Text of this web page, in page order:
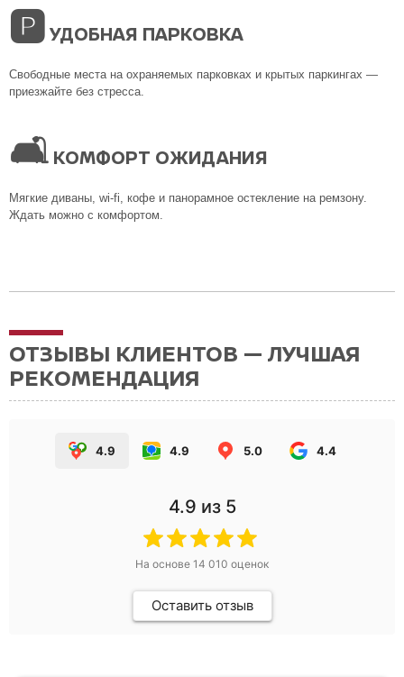
🅿УДОБНАЯ ПАРКОВКА
Свободные места на охраняемых парковках и крытых паркингах —
приезжайте без стресса.
🛋 КОМФОРТ ОЖИДАНИЯ
Мягкие диваны, wi-fi, кофе и панорамное остекление на ремзону.
Ждать можно с комфортом.
ОТЗЫВЫ КЛИЕНТОВ — ЛУЧШАЯ
РЕКОМЕНДАЦИЯ
4.9 4.9 5.0 4.4
4.9 из 5
На основе 14 010 оценок
Оставить отзыв